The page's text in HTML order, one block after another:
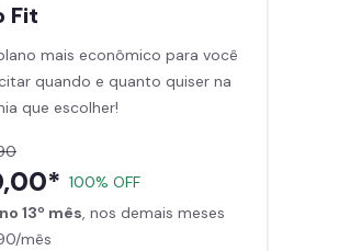
de massagem
App (Audiobook)*
de musculação e aeróbicos
Fit App
Fit
mais econômico para você
quando e quanto quiser na
que escolher!
100% OFF
13º mês, nos demais meses
mês